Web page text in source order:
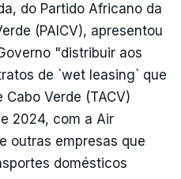
do Partido Africano da
(PAICV), apresentou
"distribuir aos
de `wet leasing` que
Verde (TACV)
2024, com a Air
outras empresas que
domésticos